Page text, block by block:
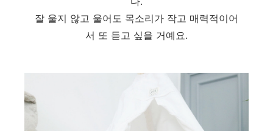
잘 울지 않고 울어도 목소리가 작고 매력적이어
서 또 듣고 싶을 거예요.